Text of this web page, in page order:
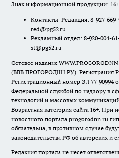
Знак информационной продукции: 16+
Контакты: Редакция: 8-927-
red@pg52.ru
Рекламный отдел: 8-920-004-
st@pg52.ru
Сетевое издание
(ВВВ.ПРОГОРОДНН.РУ). Регистрация
Регистрационный номер ЭЛ 77-90994
Федеральной службой по надзору в
технологий и массовых
Возрастная категория сайта 16+. При
новостного портала progorodnn.ru
обязательна, в противном случае
законодательства РФ об авторских и
Редакция портала не несет